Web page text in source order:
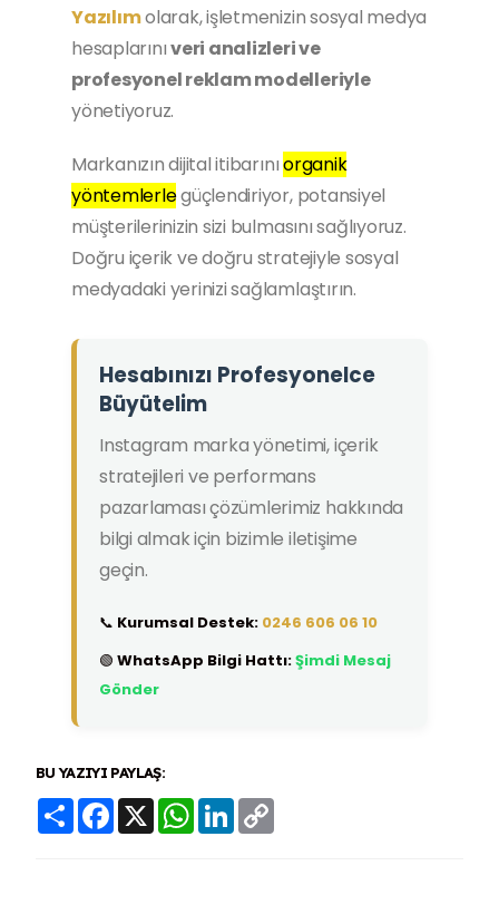
Yazılımolarak, işletmenizin sosyal medya
hesaplarınıveri analizleri ve
profesyonel reklam modelleriyle
yönetiyoruz.
Markanızın dijital itibarınıorganik
yöntemlerlegüçlendiriyor, potansiyel
müşterilerinizin sizi bulmasını sağlıyoruz.
Doğru içerik ve doğru stratejiyle sosyal
medyadaki yerinizi sağlamlaştırın.
Hesabınızı Profesyonelce
Büyütelim
Instagram marka yönetimi, içerik
stratejileri ve performans
pazarlaması çözümlerimiz hakkında
bilgi almak için bizimle iletişime
geçin.
📞 Kurumsal Destek: 0246 606 06 10
🟢 WhatsApp Bilgi Hattı:Şimdi Mesaj
Gönder
BU YAZIYI PAYLAŞ:
Share Facebook
X WhatsApp
LinkedIn